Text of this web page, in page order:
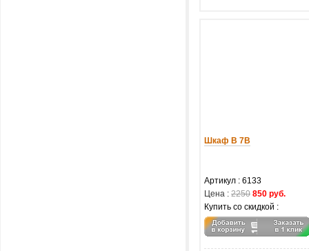
Шкаф В 7В
Артикул : 6133
Цена : 2250 850 руб.
Купить со скидкой :